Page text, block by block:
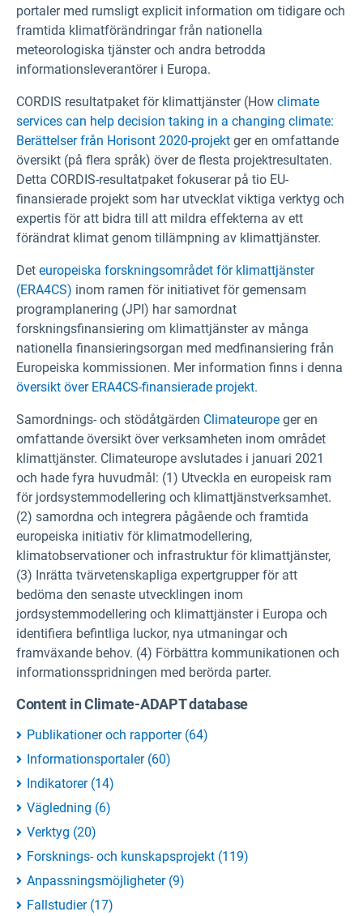
portaler med rumsligt explicit information om tidigare och
framtida klimatförändringar från nationella
meteorologiska tjänster och andra betrodda
informationsleverantörer i Europa.
CORDIS resultatpaket för klimattjänster (How climate
services can help decision taking in a changing climate:
Berättelser från Horisont 2020-projekt ger en omfattande
översikt (på flera språk) över de flesta projektresultaten.
Detta CORDIS-resultatpaket fokuserar på tio EU-
finansierade projekt som har utvecklat viktiga verktyg och
expertis för att bidra till att mildra effekterna av ett
förändrat klimat genom tillämpning av klimattjänster.
Det europeiska forskningsområdet för klimattjänster
(ERA4CS) inom ramen för initiativet för gemensam
programplanering (JPI) har samordnat
forskningsfinansiering om klimattjänster av många
nationella finansieringsorgan med medfinansiering från
Europeiska kommissionen. Mer information finns i denna
översikt över ERA4CS-finansierade projekt.
Samordnings- och stödåtgärden Climateurope ger en
omfattande översikt över verksamheten inom området
klimattjänster. Climateurope avslutades i januari 2021
och hade fyra huvudmål: (1) Utveckla en europeisk ram
för jordsystemmodellering och klimattjänstverksamhet.
(2) samordna och integrera pågående och framtida
europeiska initiativ för klimatmodellering,
klimatobservationer och infrastruktur för klimattjänster,
(3) Inrätta tvärvetenskapliga expertgrupper för att
bedöma den senaste utvecklingen inom
jordsystemmodellering och klimattjänster i Europa och
identifiera befintliga luckor, nya utmaningar och
framväxande behov. (4) Förbättra kommunikationen och
informationsspridningen med berörda parter.
Content in Climate-ADAPT database
Publikationer och rapporter (64)
Informationsportaler (60)
Indikatorer (14)
Vägledning (6)
Verktyg (20)
Forsknings- och kunskapsprojekt (119)
Anpassningsmöjligheter (9)
Fallstudier (17)